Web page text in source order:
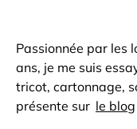
Passionnée par les
ans, je me suis
tricot, cartonnage,
présente sur le blog